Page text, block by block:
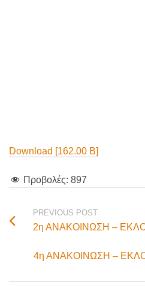
Download [162.00 B]
Προβολές: 897
PREVIOUS POST
2η ΑΝΑΚΟΙΝΩΣΗ –
4η ΑΝΑΚΟΙΝΩΣΗ –